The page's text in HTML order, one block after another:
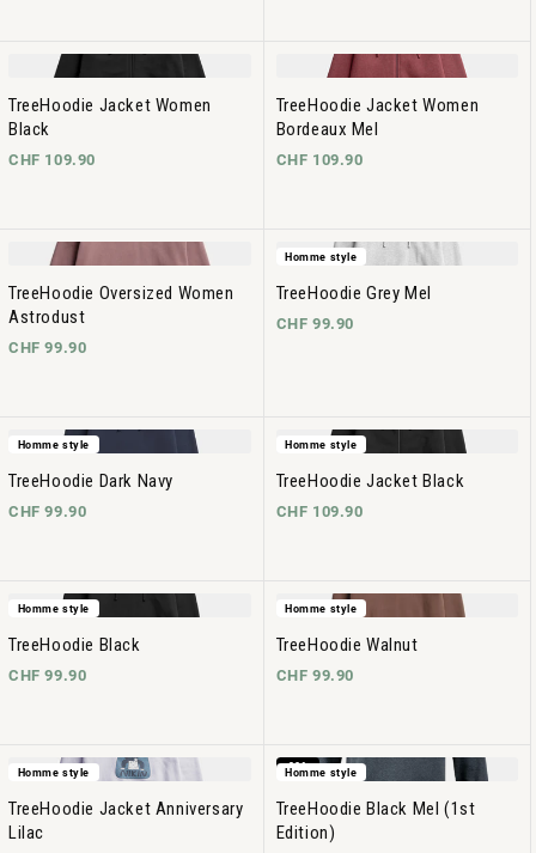
TreeHoodie Jacket Women
Black
CHF 109.90
TreeHoodie Jacket Women
Bordeaux Mel
CHF 109.90
TreeHoodie Oversized Women
Astrodust
CHF 99.90
Homme style
TreeHoodie Grey Mel
CHF 99.90
Homme style
TreeHoodie Dark Navy
CHF 99.90
Homme style
TreeHoodie Jacket Black
CHF 109.90
Homme style
TreeHoodie Black
CHF 99.90
Homme style
TreeHoodie Walnut
CHF 99.90
Homme style
TreeHoodie Jacket Anniversary
Lilac
-30%
Homme style
TreeHoodie Black Mel (1st
Edition)